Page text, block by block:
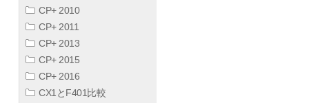
CP+ 2010
CP+ 2011
CP+ 2013
CP+ 2015
CP+ 2016
CX1とF401比較